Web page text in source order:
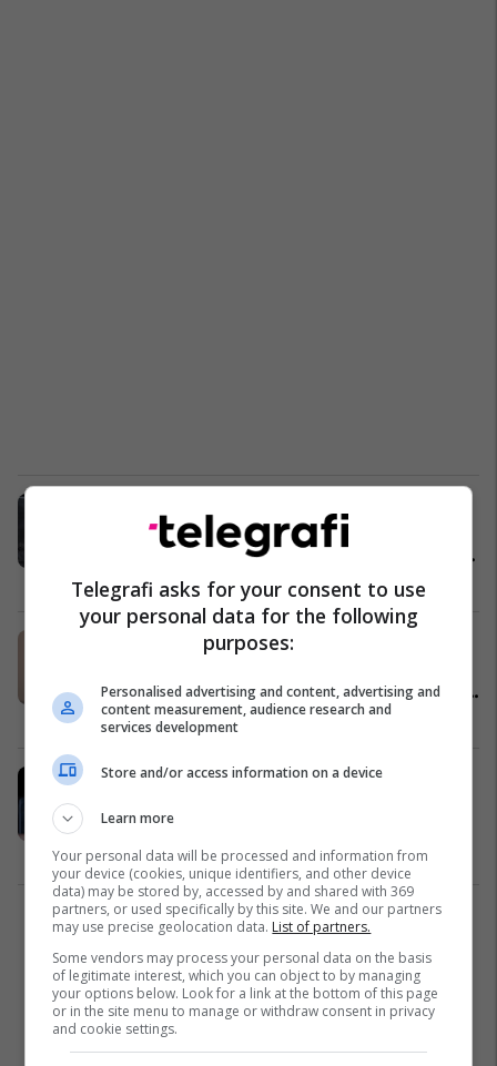
Dedivanovic, blen zyrat të tipit që
dikur pastronin prindërit e tij në New
York
Yjet 02/10/2019
Kim Kardashian me urim të
njoh për më shumë se një dekadë, je
njeriu më besnik që njoh
Yjet 01/10/2019
Grimeri i famshëm shqiptar, Mario
nxënësit duke u kërkuar atyre të
mos tallin të tjerët
Yjet 04/09/2019
2
Telegrafi asks for your consent to use
your personal data for the following
purposes:
Personalised advertising and content, advertising and
content measurement, audience research and
services development
Store and/or access information on a device
Learn more
Your personal data will be processed and information from
your device (cookies, unique identifiers, and other device
data) may be stored by, accessed by and shared with 369
partners, or used specifically by this site. We and our partners
may use precise geolocation data. List of partners.
Some vendors may process your personal data on the basis
of legitimate interest, which you can object to by managing
your options below. Look for a link at the bottom of this page
or in the site menu to manage or withdraw consent in privacy
and cookie settings.